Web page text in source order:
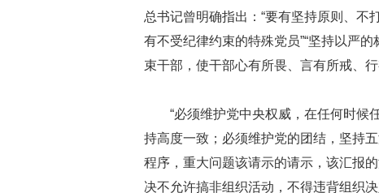
总书记曾明确指出：“要有坚持原则、不
有不受纪律约束的特殊党员”“坚持以严
束干部，使干部心有所畏、言有所戒、
“必须维护党中央权威，在任何时候
持高度一致；必须维护党的团结，坚持
程序，重大问题该请示的请示，该汇报
决不允许搞非组织活动，不得违背组织